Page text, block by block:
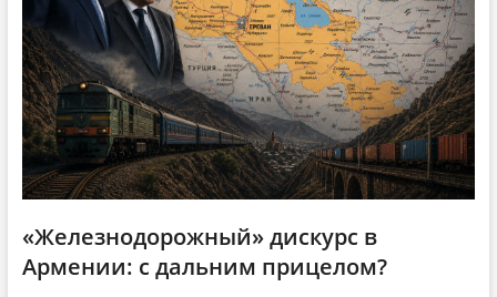
«Железнодорожный» дискурс в
Армении: с дальним прицелом?